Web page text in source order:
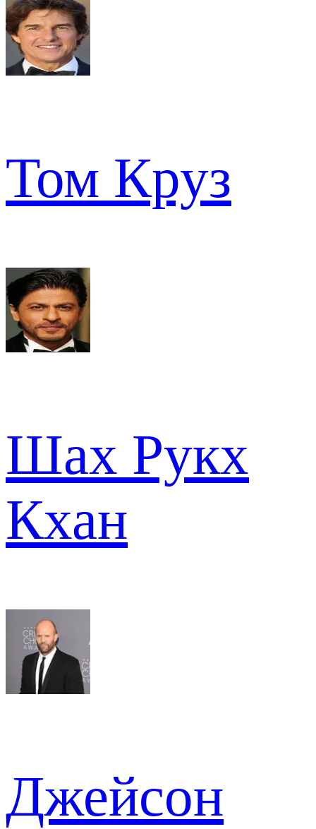
Том Круз
Шах Рукх
Кхан
Джейсон